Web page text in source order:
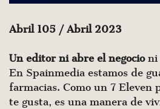
Abril 105 / Abril 2023
Un editor ni abre el negocioni
En Spainmedia estamos de
farmacias. Como un 7 Eleven
te gusta, es una manera de